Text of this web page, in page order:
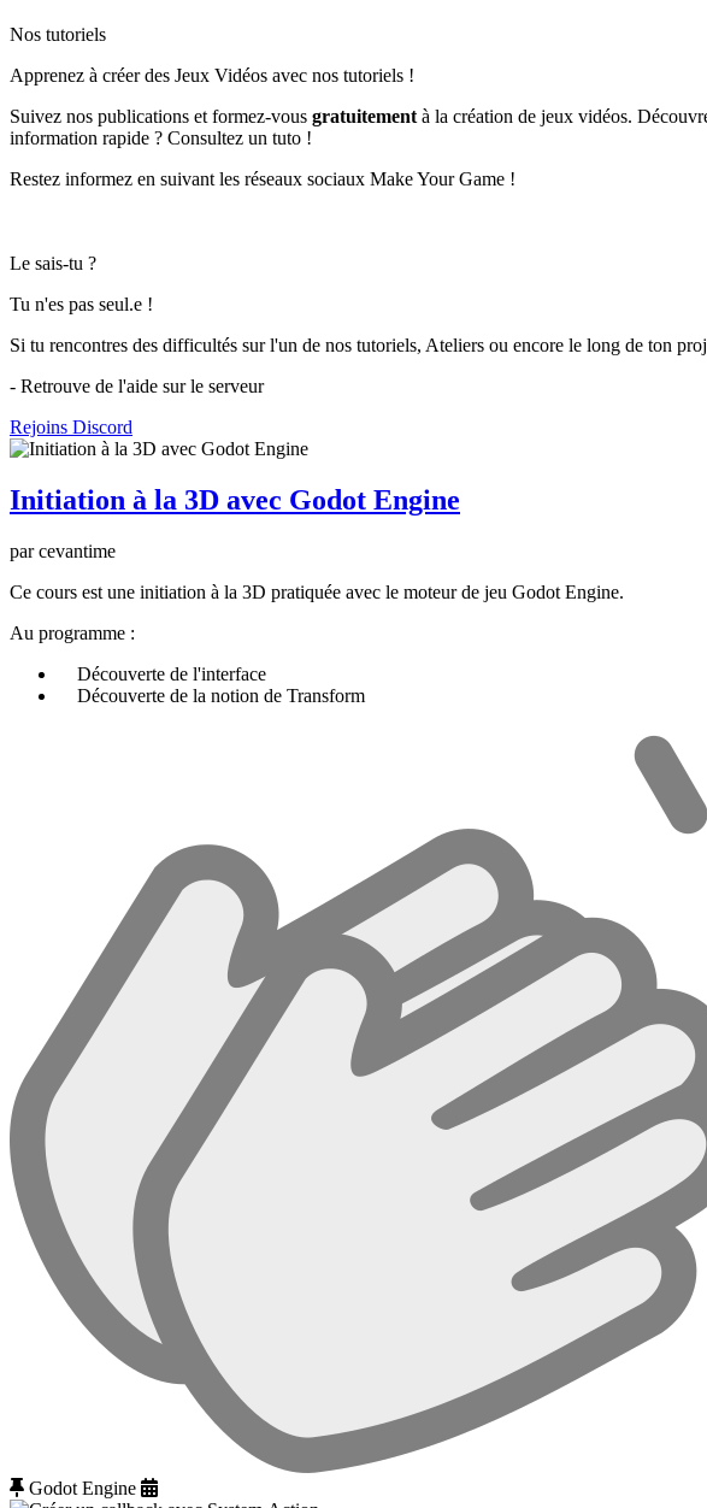
Nos tutoriels
Apprenez à créer des Jeux Vidéos avec nos tutoriels !
Suivez nos publications et formez-vous gratuitement à la création de jeux vidéos.
information rapide ? Consultez un tuto !
Restez informez en suivant les réseaux sociaux Make Your Game !
Le sais-tu ?
Tu n'es pas seul.e !
Si tu rencontres des difficultés sur l'un de nos tutoriels, Ateliers ou encore le long de ton
- Retrouve de l'aide sur le serveur
Rejoins Discord
Initiation à la 3D avec Godot Engine
par cevantime
Ce cours est une initiation à la 3D pratiquée avec le moteur de jeu Godot Engine.
Au programme :
Découverte de l'interface
Découverte de la notion de Transform
Godot Engine